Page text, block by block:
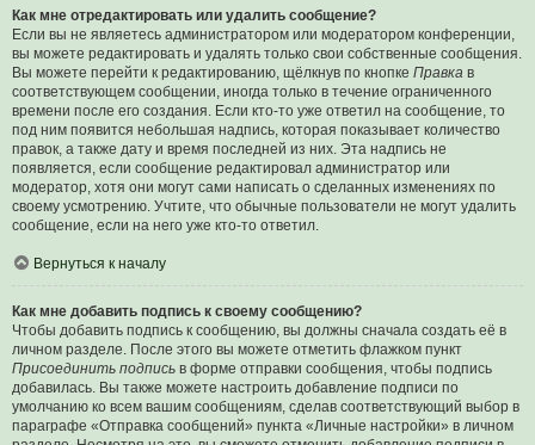
Как мне отредактировать или удалить сообщение?
Если вы не являетесь администратором или модератором конференции,
вы можете редактировать и удалять только свои собственные сообщения.
Вы можете перейти к редактированию, щёлкнув по кнопке Правка в
соответствующем сообщении, иногда только в течение ограниченного
времени после его создания. Если кто-то уже ответил на сообщение, то
под ним появится небольшая надпись, которая показывает количество
правок, а также дату и время последней из них. Эта надпись не
появляется, если сообщение редактировал администратор или
модератор, хотя они могут сами написать о сделанных изменениях по
своему усмотрению. Учтите, что обычные пользователи не могут удалить
сообщение, если на него уже кто-то ответил.
Вернуться к началу
Как мне добавить подпись к своему сообщению?
Чтобы добавить подпись к сообщению, вы должны сначала создать её в
личном разделе. После этого вы можете отметить флажком пункт
Присоединить подпись в форме отправки сообщения, чтобы подпись
добавилась. Вы также можете настроить добавление подписи по
умолчанию ко всем вашим сообщениям, сделав соответствующий выбор в
параграфе «Отправка сообщений» пункта «Личные настройки» в личном